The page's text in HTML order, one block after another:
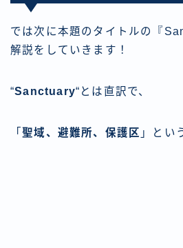
では次に本題のタイトルの『
解説をしていきます！
“Sanctuary“とは直訳で、
「聖域、避難所、保護区 」とい